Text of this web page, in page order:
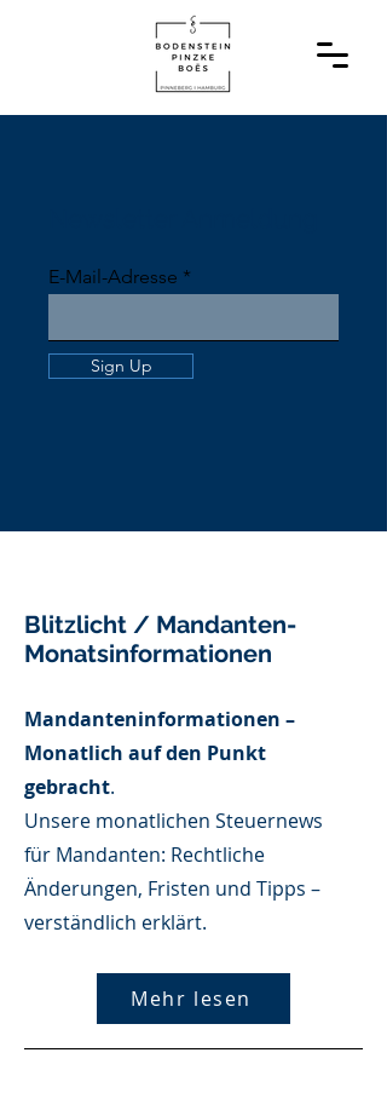
E-Mail-Adresse
Sign Up
Blitzlicht / Mandanten-
Monatsinformationen
Mandanteninformationen –
Monatlich auf den Punkt
gebracht​.
Unsere monatlichen Steuernews
für Mandanten: Rechtliche
Änderungen, Fristen und Tipps –
verständlich erklärt.
Mehr lesen